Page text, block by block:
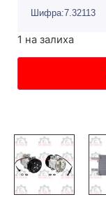
Шифра:7.32113
1 на залиха